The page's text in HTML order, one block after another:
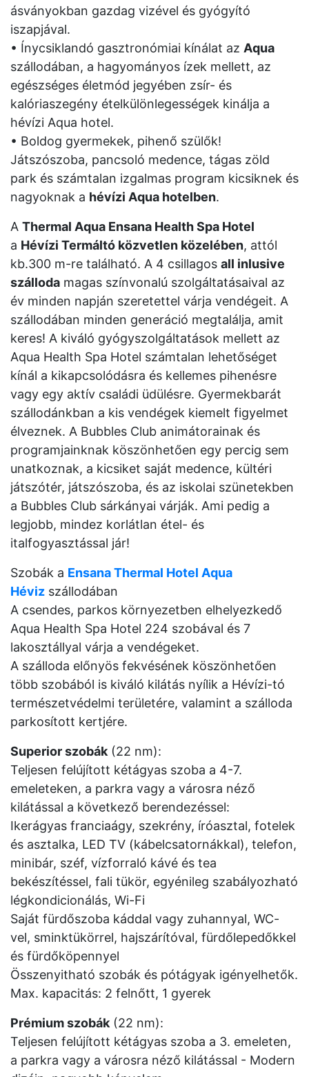
ásványokban gazdag vizével és gyógyító
iszapjával.
• Ínycsiklandó gasztronómiai kínálat az Aqua
szállodában, a hagyományos ízek mellett, az
egészséges életmód jegyében zsír- és
kalóriaszegény ételkülönlegességek kinálja a
hévízi Aqua hotel.
• Boldog gyermekek, pihenő szülők!
Játszószoba, pancsoló medence, tágas zöld
park és számtalan izgalmas program kicsiknek és
nagyoknak a hévízi Aqua hotelben.
A Thermal Aqua Ensana Health Spa Hotel
a Hévízi Termáltó közvetlen közelében, attól
kb.300 m-re található. A 4 csillagos all inlusive
szálloda magas színvonalú szolgáltatásaival az
év minden napján szeretettel várja vendégeit. A
szállodában minden generáció megtalálja, amit
keres! A kiváló gyógyszolgáltatások mellett az
Aqua Health Spa Hotel számtalan lehetőséget
kínál a kikapcsolódásra és kellemes pihenésre
vagy egy aktív családi üdülésre. Gyermekbarát
szállodánkban a kis vendégek kiemelt figyelmet
élveznek. A Bubbles Club animátorainak és
programjainknak köszönhetően egy percig sem
unatkoznak, a kicsiket saját medence, kültéri
játszótér, játszószoba, és az iskolai szünetekben
a Bubbles Club sárkányai várják. Ami pedig a
legjobb, mindez korlátlan étel- és
italfogyasztással jár!
Szobák a Ensana Thermal Hotel Aqua
Héviz szállodában
A csendes, parkos környezetben elhelyezkedő
Aqua Health Spa Hotel 224 szobával és 7
lakosztállyal várja a vendégeket.
A szálloda előnyös fekvésének köszönhetően
több szobából is kiváló kilátás nyílik a Hévízi-tó
természetvédelmi területére, valamint a szálloda
parkosított kertjére.
Superior szobák (22 nm):
Teljesen felújított kétágyas szoba a 4-7.
emeleteken, a parkra vagy a városra néző
kilátással a következő berendezéssel:
Ikerágyas franciaágy, szekrény, íróasztal, fotelek
és asztalka, LED TV (kábelcsatornákkal), telefon,
minibár, széf, vízforraló kávé és tea
bekészítéssel, fali tükör, egyénileg szabályozható
légkondicionálás, Wi-Fi
Saját fürdőszoba káddal vagy zuhannyal, WC-
vel, sminktükörrel, hajszárítóval, fürdőlepedőkkel
és fürdőköpennyel
Összenyitható szobák és pótágyak igényelhetők.
Max. kapacitás: 2 felnőtt, 1 gyerek
Prémium szobák (22 nm):
Teljesen felújított kétágyas szoba a 3. emeleten,
a parkra vagy a városra néző kilátással - Modern